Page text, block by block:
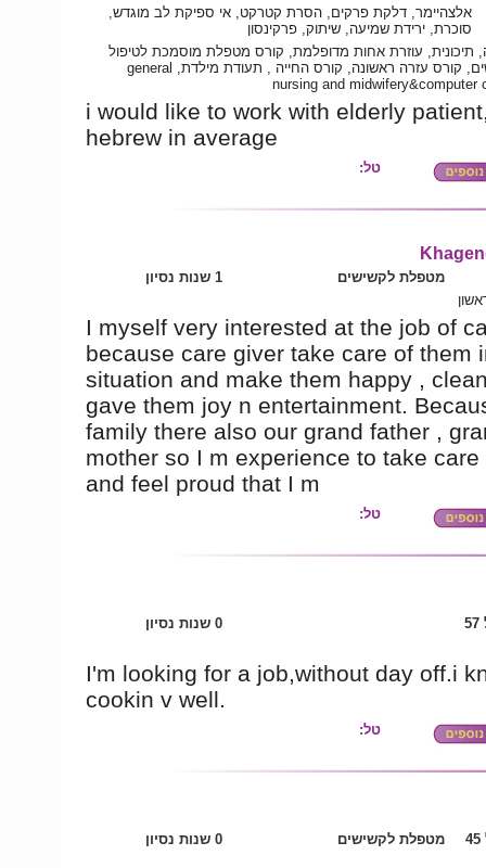
אלצהיימר, דלקת פרקים, הסרת קטרקט, אי ספיקת לב מוגדש,
סוכרת, ירידת שמיעה, שיתוק, פרקינסון
תיכונית, עוזרת אחות מדופלמת, קורס מטפלת מוסמכת לטיפול
בקשישים, קורס עזרה ראשונה, קורס החייה , תעודת מילדת, general
nursing and midwifery&computer
i would like to work with elderly
hebrew in average
טל:
מטפלת לקשישים
1 שנות נסיון
I myself very interested at the job of
because care giver take care of them
situation and make them happy ,
gave them joy n entertainment.
family there also our grand father ,
mother so I m experience to take care
and feel proud that I m
טל:
0 שנות נסיון
I'm looking for a job,without day off.i
cookin v well.
טל:
מטפלת לקשישים 0 שנות נסיון